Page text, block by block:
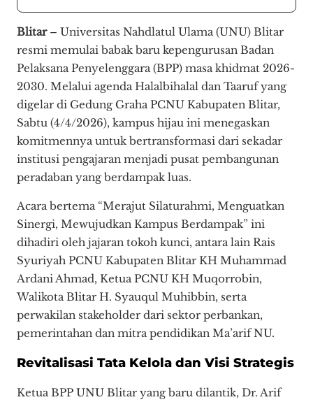
Blitar– Universitas Nahdlatul Ulama (UNU) Blitar
resmi memulai babak baru kepengurusan Badan
Pelaksana Penyelenggara (BPP) masa khidmat 2026-
2030. Melalui agenda Halalbihalal dan Taaruf yang
digelar di Gedung Graha PCNU Kabupaten Blitar,
Sabtu (4/4/2026), kampus hijau ini menegaskan
komitmennya untuk bertransformasi dari sekadar
institusi pengajaran menjadi pusat pembangunan
peradaban yang berdampak luas.
​Acara bertema “Merajut Silaturahmi, Menguatkan
Sinergi, Mewujudkan Kampus Berdampak” ini
dihadiri oleh jajaran tokoh kunci, antara lain Rais
Syuriyah PCNU Kabupaten Blitar KH Muhammad
Ardani Ahmad, Ketua PCNU KH Muqorrobin,
Walikota Blitar H. Syauqul Muhibbin, serta
perwakilan stakeholder dari sektor perbankan,
pemerintahan dan mitra pendidikan Ma’arif NU.
​Revitalisasi Tata Kelola dan Visi Strategis
​Ketua BPP UNU Blitar yang baru dilantik, Dr. Arif